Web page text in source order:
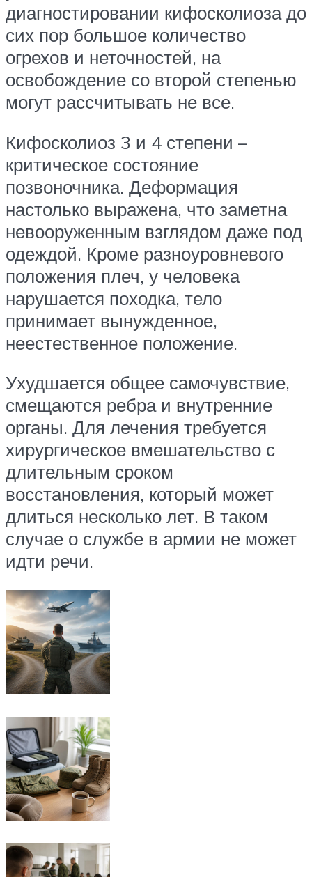
диагностировании кифосколиоза до
сих пор большое количество
огрехов и неточностей, на
освобождение со второй степенью
могут рассчитывать не все.
Кифосколиоз 3 и 4 степени –
критическое состояние
позвоночника. Деформация
настолько выражена, что заметна
невооруженным взглядом даже под
одеждой. Кроме разноуровневого
положения плеч, у человека
нарушается походка, тело
принимает вынужденное,
неестественное положение.
Ухудшается общее самочувствие,
смещаются ребра и внутренние
органы. Для лечения требуется
хирургическое вмешательство с
длительным сроком
восстановления, который может
длиться несколько лет. В таком
случае о службе в армии не может
идти речи.